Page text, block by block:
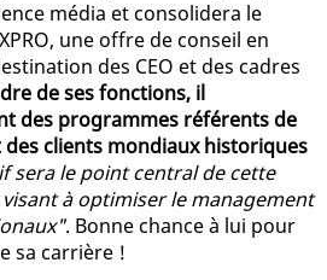
média et consolidera le
une offre de conseil en
des CEO et des cadres
de ses fonctions, il
des programmes référents de
clients mondiaux historiques
sera le point central de cette
à optimiser le management
. Bonne chance à lui pour
sa carrière !